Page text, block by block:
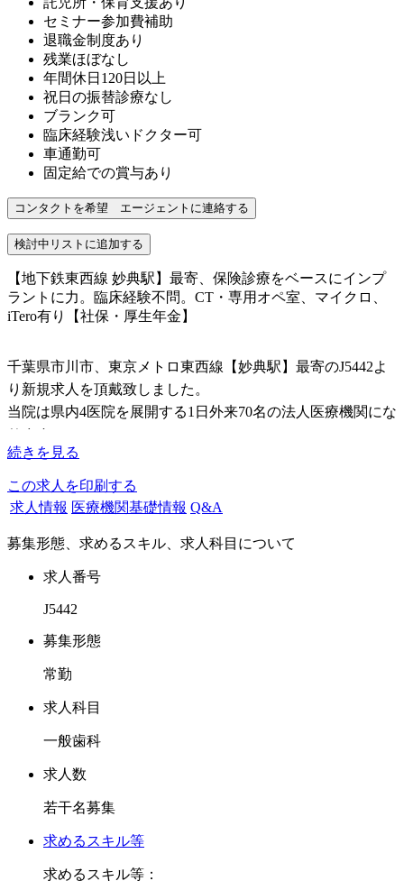
セミナー参加費補助
退職金制度あり
残業ほぼなし
年間休日120日以上
祝日の振替診療なし
ブランク可
臨床経験浅いドクター可
車通勤可
固定給での賞与あり
【地下鉄東西線 妙典駅】最寄、保険診療をベースにインプ
ラントに力。臨床経験不問。CT・専用オペ室、マイクロ、
iTero有り【社保・厚生年金】
千葉県市川市、東京メトロ東西線【妙典駅】最寄のJ5442よ
り新規求人を頂戴致しました。
当院は県内4医院を展開する1日外来70名の法人医療機関にな
ります。
この度当院ではご一緒頂けるドクター募集を行っておりま
す。
で幅広く求めております。
新卒ドクター向けには当院は臨床研修施設にも指定されてい
当院を含めて、全医院駅直結or駅前の好立地に加え、車、バ
イク通勤も可能となります。
また経験豊かな高い専門性を持つ25名以上のDrが在籍！
様々な分野のスペシャリストが在籍していますので、
特定の専門性を伸ばしたいと考えていらっしゃる方のご要望
若手の先生方は、学んだことを翌日の診療に活かし、経験豊
富な先輩Drからフィードバックをもらえる環境を提供！
続きを見る
この求人を印刷する
求人情報 医療機関基礎情報 Q&A
募集形態、求めるスキル、求人科目について
求人番号
J5442
募集形態
常勤
求人科目
一般歯科
求人数
若干名募集
求めるスキル等
求めるスキル等：